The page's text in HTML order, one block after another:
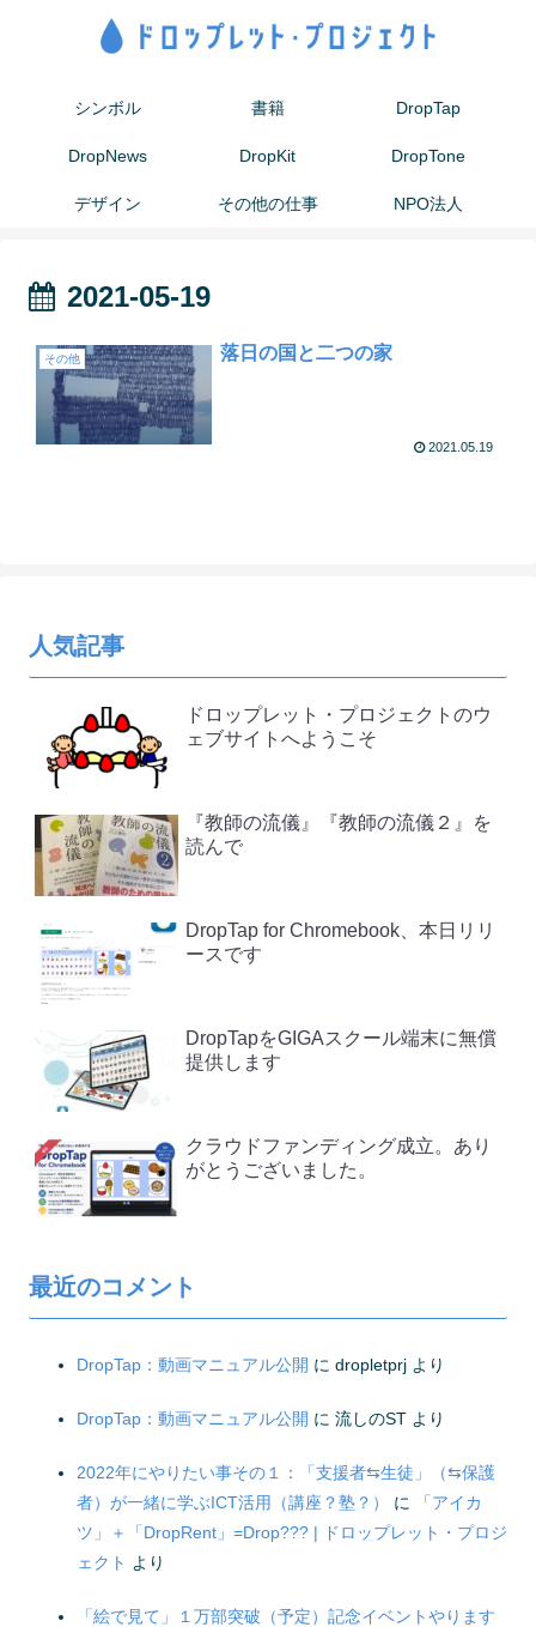
シンボル 書籍 DropTap
DropNews DropKit DropTone
デザイン その他の仕事 NPO法人
2021-05-19
その他 落日の国と二つの家
2021.05.19
人気記事
ドロップレット・プロジェクトのウ
ェブサイトへようこそ
『教師の流儀』『教師の流儀２』を
読んで
DropTap for Chromebook、本日リリ
ースです
DropTapをGIGAスクール端末に無償
提供します
クラウドファンディング成立。あり
がとうございました。
最近のコメント
DropTap：動画マニュアル公開 に dropletprj より
DropTap：動画マニュアル公開 に 流しのST より
2022年にやりたい事その１：「支援者⇆生徒」（⇆保護
者）が一緒に学ぶICT活用（講座？塾？）
に
「アイカ
ツ」＋「DropRent」=Drop??? | ドロップレット・プロジ
ェクト より
「絵で見て」１万部突破（予定）記念イベントやります